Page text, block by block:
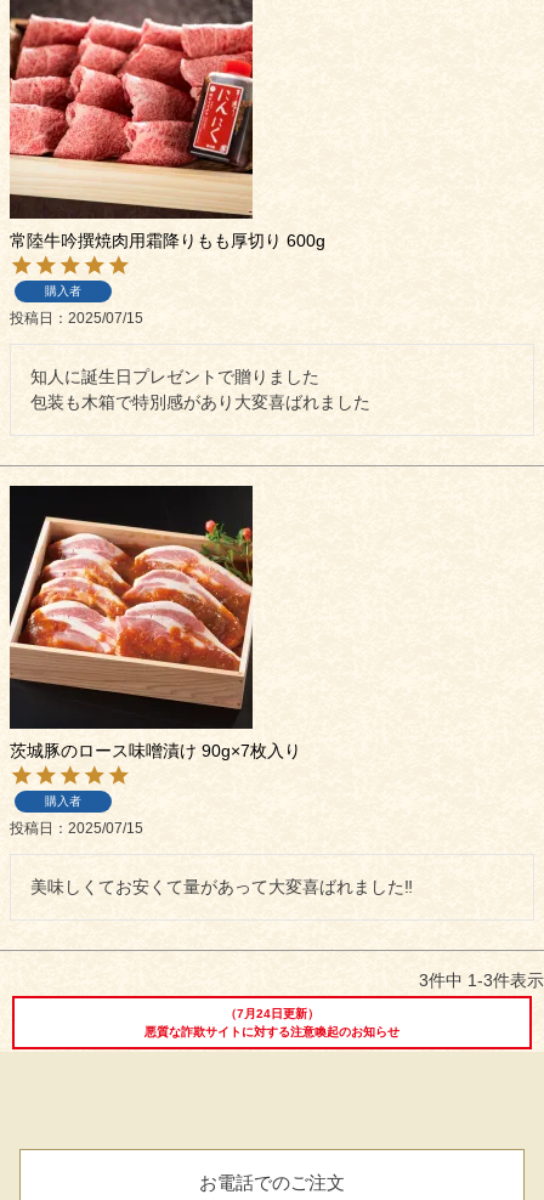
イイジマとは
常陸牛とは？
ショップ一覧
マイページ
ゴルフコンペ
焼き方レシピ
レビュー一覧
ご予算から選ぶ
しゃぶしゃぶ
焼き肉
BBQ
ステーキ
レトルトカレー
シャルキュトリー
目録ギフト
手造りタレ
プレミアムギフト
商品券
常陸牛吟撰焼肉用霜降りもも厚切り 600g
購入者
投稿日 2025/07/15
知人に誕生日プレゼントで贈りました
包装も木箱で特別感があり大変喜ばれました
茨城豚のロース味噌漬け 90g×7枚入り
購入者
投稿日 2025/07/15
美味しくてお安くて量があって大変喜ばれました‼︎
3件中 1-3件表示
（7月24日更新）
悪質な詐欺サイトに対する注意喚起のお知らせ
お電話でのご注文